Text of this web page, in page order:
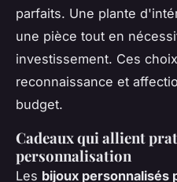
parfaits. Une plante
une pièce tout en
investissement. Ces
reconnaissance et
budget.
Cadeaux qui allient
personnalisation
Les bijoux personnalisés